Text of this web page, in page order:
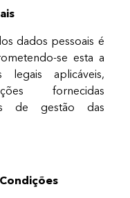
dados pessoais é
se esta a
aplicáveis,
fornecidas
de gestão das